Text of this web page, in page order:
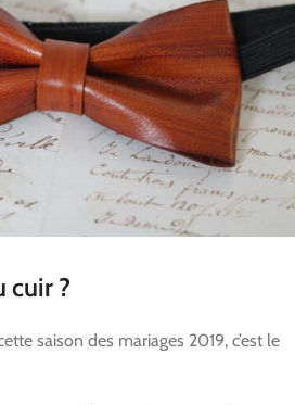
cuir ?
saison des mariages 2019, c’est le